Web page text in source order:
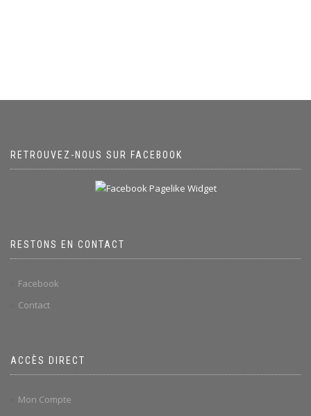
RETROUVEZ-NOUS SUR FACEBOOK
RESTONS EN CONTACT
Facebook
Contact
ACCÈS DIRECT
Mon Compte